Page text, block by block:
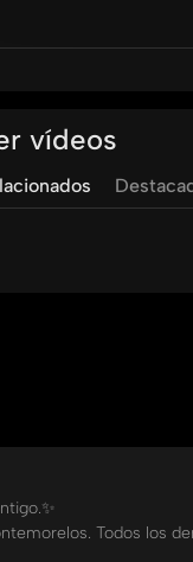
muestra cómo
un milagro tras
de poder.
8:00 pm para
vídeos
Todos los